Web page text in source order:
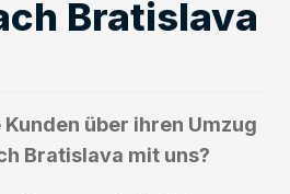
Bratislava
über ihren Umzug
Bratislava mit uns?